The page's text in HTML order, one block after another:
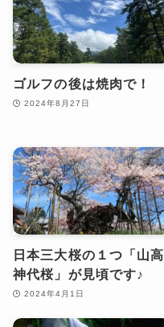
ゴルフの後は焼肉で！
2024年8月27日
日本三大桜の１つ「山高
神代桜」が見頃です♪
2024年4月1日